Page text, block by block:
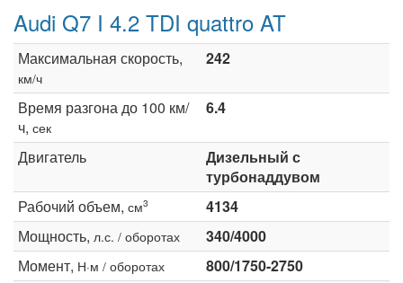
Audi Q7 I 4.2 TDI quattro AT
Максимальная скорость,
км/ч
242
Время разгона до 100 км/
ч, сек
6.4
Двигатель
Дизельный с
турбонаддувом
Рабочий объем, см3
4134
Мощность, л.с. / оборотах
340/4000
Момент, Н·м / оборотах
800/1750-2750